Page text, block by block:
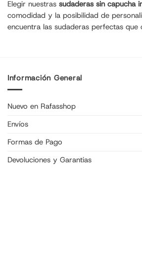
Elegir nuestras sudaderas sin capucha
comodidad y la posibilidad de
encuentra las sudaderas perfectas
Información General
Nuevo en Rafasshop
Envíos
Formas de Pago
Devoluciones y Garantias